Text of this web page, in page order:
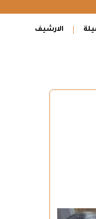
الارشيف